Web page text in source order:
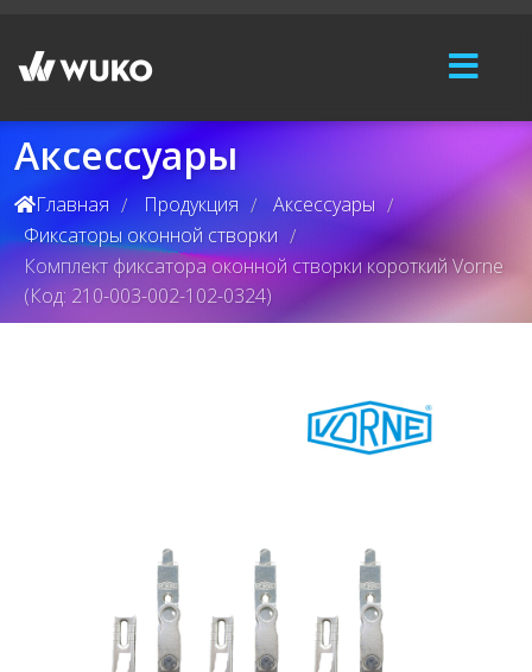
Аксессуары
Главная / Продукция / Аксессуары /
Фиксаторы оконной створки /
Комплект фиксатора оконной створки короткий Vorne
(Код: 210-003-002-102-0324)